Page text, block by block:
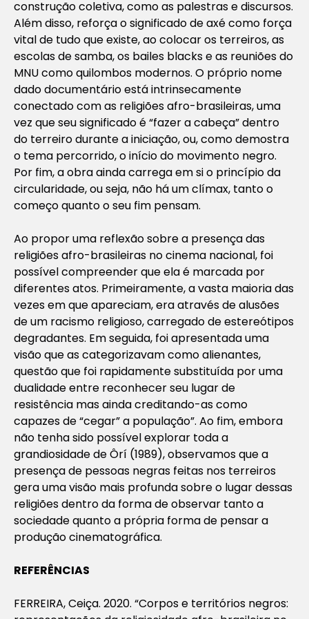
construção coletiva, como as palestras e discursos.
Além disso, reforça o significado de axé como força
vital de tudo que existe, ao colocar os terreiros, as
escolas de samba, os bailes blacks e as reuniões do
MNU como quilombos modernos. O próprio nome
dado documentário está intrinsecamente
conectado com as religiões afro-brasileiras, uma
vez que seu significado é “fazer a cabeça” dentro
do terreiro durante a iniciação, ou, como demostra
o tema percorrido, o início do movimento negro.
Por fim, a obra ainda carrega em si o princípio da
circularidade, ou seja, não há um clímax, tanto o
começo quanto o seu fim pensam.
Ao propor uma reflexão sobre a presença das
religiões afro-brasileiras no cinema nacional, foi
possível compreender que ela é marcada por
diferentes atos. Primeiramente, a vasta maioria das
vezes em que apareciam, era através de alusões
de um racismo religioso, carregado de estereótipos
degradantes. Em seguida, foi apresentada uma
visão que as categorizavam como alienantes,
questão que foi rapidamente substituída por uma
dualidade entre reconhecer seu lugar de
resistência mas ainda creditando-as como
capazes de “cegar” a população”. Ao fim, embora
não tenha sido possível explorar toda a
grandiosidade de Ôrí (1989), observamos que a
presença de pessoas negras feitas nos terreiros
gera uma visão mais profunda sobre o lugar dessas
religiões dentro da forma de observar tanto a
sociedade quanto a própria forma de pensar a
produção cinematográfica.
REFERÊNCIAS
FERREIRA, Ceiça. 2020. “Corpos e territórios negros: